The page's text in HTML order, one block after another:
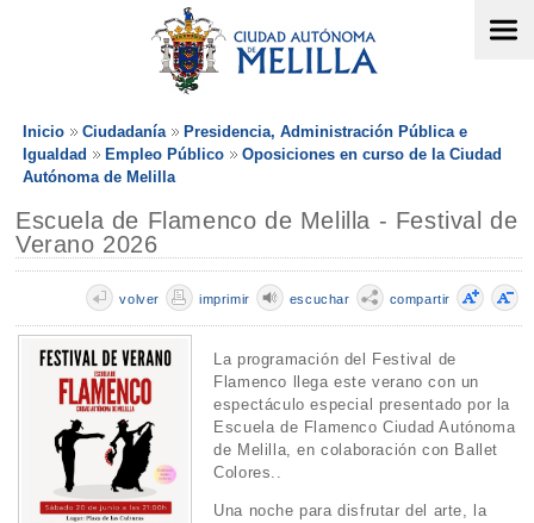
Inicio Ciudadanía
Presidencia, Administración Pública e
Igualdad
Empleo Público
Oposiciones en curso de la Ciudad
Autónoma de Melilla
Escuela de Flamenco de Melilla - Festival de
Verano 2026
compartir
escuchar
imprimir
volver
La programación del Festival de
Flamenco llega este verano con un
espectáculo especial presentado por la
Escuela de Flamenco Ciudad Autónoma
de Melilla, en colaboración con Ballet
Colores..
Una noche para disfrutar del arte, la